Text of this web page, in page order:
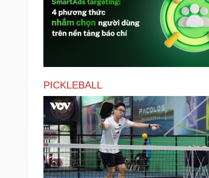
PICKLEBALL